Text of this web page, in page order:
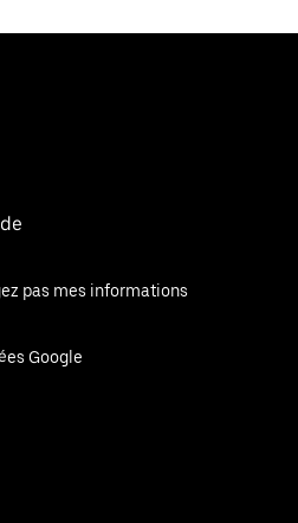
pas mes informations
Google